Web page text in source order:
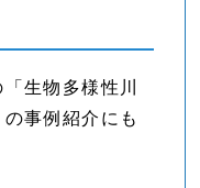
生物多様性川
事例紹介にも